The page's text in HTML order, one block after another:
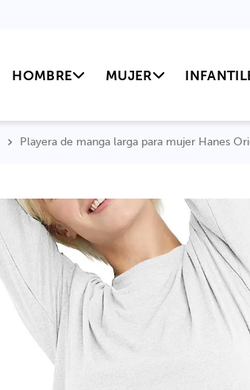
HOMBRE MUJER
Playera de manga larga para mujer Hanes